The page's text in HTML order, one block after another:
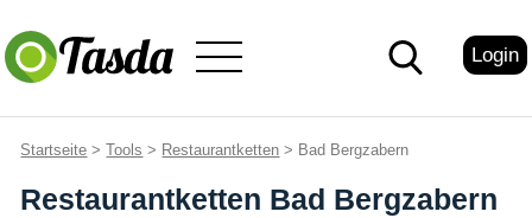
Login
Startseite >Tools > Restaurantketten > Bad Bergzabern
Restaurantketten Bad Bergzabern